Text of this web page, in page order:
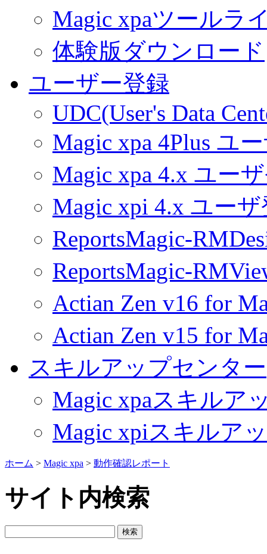
Magic xpaツールラ
体験版ダウンロード
ユーザー登録
UDC(User's Data
Magic xpa 4Plus ユ
Magic xpa 4.x ユー
Magic xpi 4.x ユー
ReportsMagic-
ReportsMagic-
Actian Zen v16 for
Actian Zen v15 for
スキルアップセンター
Magic xpaスキルア
Magic xpiスキルア
ホーム > Magic xpa > 動作確認レポート
サイト内検索